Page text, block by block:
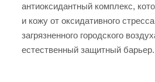
антиоксидантный комплекс,
и кожу от оксидативного
загрязненного городского
естественный защитный барьер.